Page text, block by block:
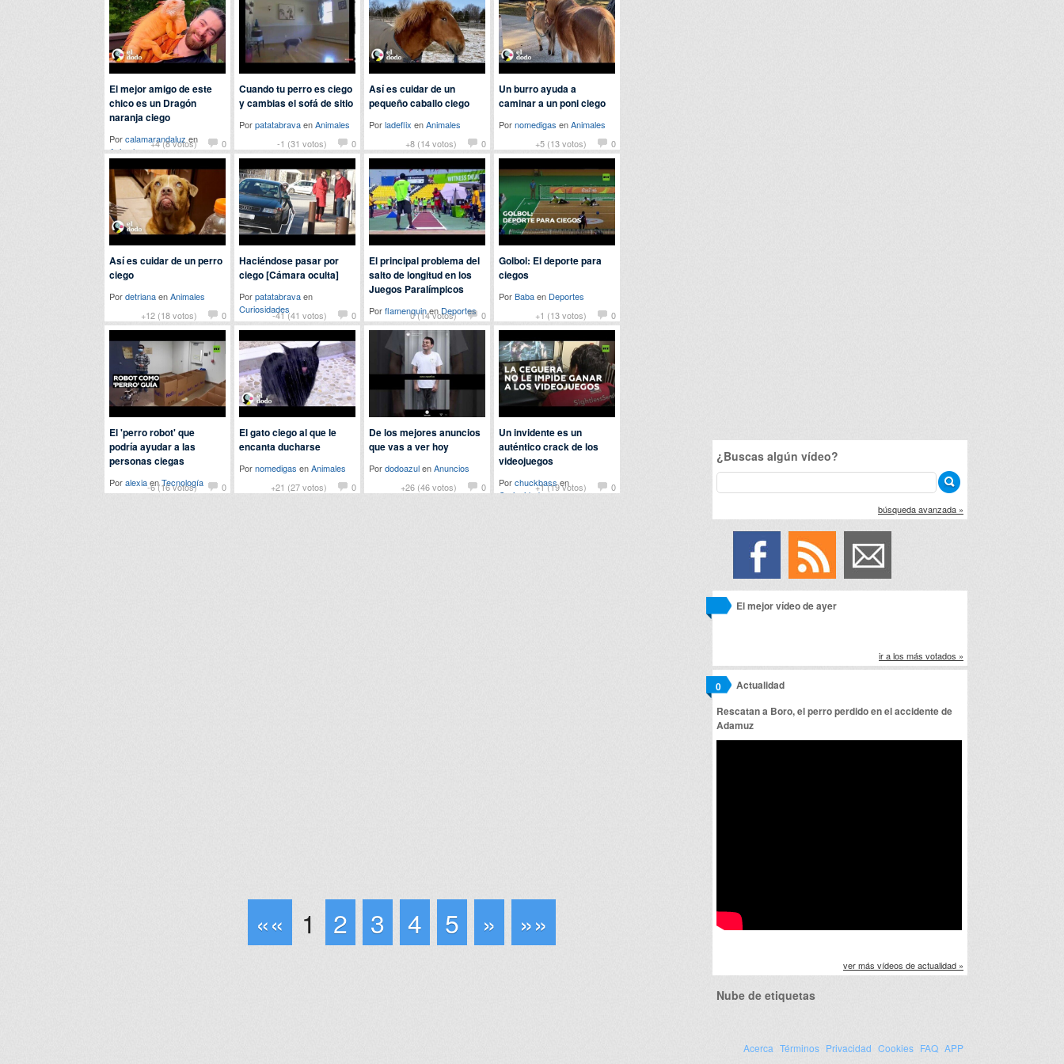
+4 (8 votos) 0
El mejor amigo de este
chico es un Dragón
naranja ciego
Porcalamarandaluz en
Animales
-1 (31 votos) 0
Cuando tu perro es ciego
y cambias el sofá de sitio
PorpatatabravaenAnimales
+8 (14 votos)
0
Así es cuidar de un
pequeño caballo ciego
Porladeflix enAnimales
+5 (13 votos)
0
Un burro ayuda a
caminar a un poni ciego
Pornomedigas enAnimales
+12 (18 votos) 0
Así es cuidar de un perro
ciego
PordetrianaenAnimales
-41 (41 votos)
0
Haciéndose pasar por
ciego [Cámara oculta]
Porpatatabravaen
Curiosidades
0 (14 votos) 0
El principal problema del
salto de longitud en los
Juegos Paralímpicos
Porflamenquinen Deportes +1 (13 votos) 0
Golbol: El deporte para
ciegos
PorBabaen Deportes
-6 (16 votos) 0
El 'perro robot' que
podría ayudar a las
personas ciegas
PoralexiaenTecnología +21 (27 votos) 0
El gato ciego al que le
encanta ducharse
Pornomedigas enAnimales
+26 (46 votos)
0
De los mejores anuncios
que vas a ver hoy
PordodoazulenAnuncios
+1 (19 votos)
0
Un invidente es un
auténtico crack de los
videojuegos
Porchuckbassen
Curiosidades
«« 1 2 3 4 5 » »»
¿Buscas algún vídeo?
búsqueda avanzada »
El mejor vídeo de ayer
ir a los más votados »
Actualidad
0
Rescatan a Boro, el perro perdido en el accidente de
Adamuz
ver más vídeos de actualidad »
Nube de etiquetas
Acerca Términos Privacidad Cookies FAQ APP